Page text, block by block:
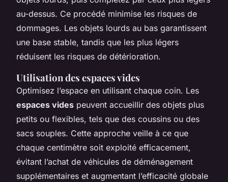
au-dessus. Ce procédé minimise les risques de
dommages. Les objets lourds au bas garantissent
une base stable, tandis que les plus légers
réduisent les risques de détérioration.
Utilisation des espaces vides
Optimisez l’espace en utilisant chaque coin. Les
espaces vides peuvent accueillir des objets plus
petits ou flexibles, tels que des coussins ou des
sacs souples. Cette approche veille à ce que
chaque centimètre soit exploité efficacement,
évitant l’achat de véhicules de déménagement
supplémentaires et augmentant l’efficacité globale